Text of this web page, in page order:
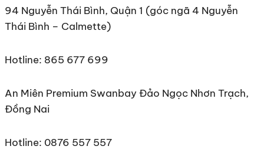
94 Nguyễn Thái Bình, Quận 1 (góc ngã 4 Nguyễn
Thái Bình – Calmette)
Hotline: 865 677 699
An Miên Premium Swanbay Đảo Ngọc Nhơn Trạch,
Đồng Nai
Hotline: 0876 557 557